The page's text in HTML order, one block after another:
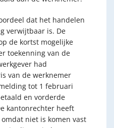
dat het handelen
verwijtbaar is. De
de kortst mogelijke
toekenning van de
had
van de werknemer
tot 1 februari
en vorderde
kantonrechter heeft
niet is komen vast